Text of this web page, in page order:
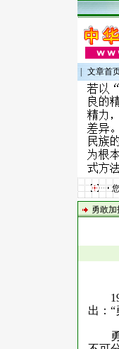
文章首
勇敢
出：
勇